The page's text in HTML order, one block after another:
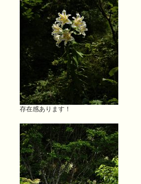
存在感あります！